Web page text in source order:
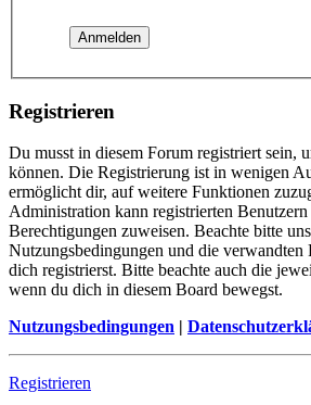
Registrieren
Du musst in diesem Forum registriert sein,
können. Die Registrierung ist in wenigen
ermöglicht dir, auf weitere Funktionen
Administration kann registrierten Benutzern
Berechtigungen zuweisen. Beachte bitte
Nutzungsbedingungen und die verwandten
dich registrierst. Bitte beachte auch die
wenn du dich in diesem Board bewegst.
Nutzungsbedingungen |
Registrieren